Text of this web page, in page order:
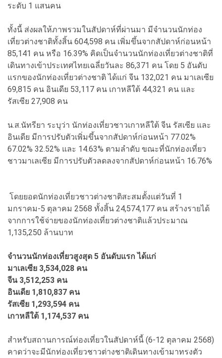
ระดับ 1 แสนคน
ทั้งนี้ ส่งผลให้ภาพรวมในสัปดาห์ที่ผ่านมา มีจำนวนนักท่อง
เที่ยวต่างชาติทั้งสิ้น 604,598 คน เพิ่มขึ้นจากสัปดาห์ก่อนหน้า
85,141 คน หรือ 16.39% คิดเป็นจำนวนนักท่องเที่ยวต่างชาติที่
เดินทางเข้าประเทศไทยเฉลี่ยวันละ 86,371 คน โดย 5 อันดับ
แรกของนักท่องเที่ยวต่างชาติ ได้แก่ จีน 132,021 คน มาเลเซีย
69,815 คน อินเดีย 53,117 คน เกาหลีใต้ 44,321 คน และ
รัสเซีย 27,908 คน
น.ส.นัทรียา ระบุว่า นักท่องเที่ยวชาวเกาหลีใต้ จีน รัสเซีย และ
อินเดีย มีการปรับตัวเพิ่มขึ้นจากสัปดาห์ก่อนหน้า 77.02%
67.02% 32.52% และ 14.63% ตามลำดับ ขณะที่นักท่องเที่ยว
ชาวมาเลเซีย มีการปรับตัวลดลงจากสัปดาห์ก่อนหน้า 16.76%
โดยยอดนักท่องเที่ยวชาวต่างชาติสะสมตั้งแต่วันที่ 1
มกราคม-5 ตุลาคม 2568 ทั้งสิ้น 24,574,177 คน สร้างรายได้
จากการใช้จ่ายของนักท่องเที่ยวต่างชาติแล้วประมาณ
1,135,250 ล้านบาท
จำนวนนักท่องเที่ยวสูงสุด 5 อันดับแรก ได้แก่
มาเลเซีย 3,534,028 คน
จีน 3,512,253 คน
อินเดีย 1,810,837 คน
รัสเซีย 1,293,594 คน
เกาหลีใต้ 1,174,537 คน
สำหรับสถานการณ์ท่องเที่ยวในสัปดาห์นี้ (6-12 ตุลาคม 2568)
คาดว่าจะมีนักท่องเที่ยวชาวต่างชาติเดินทางเข้ามาทรงตัว